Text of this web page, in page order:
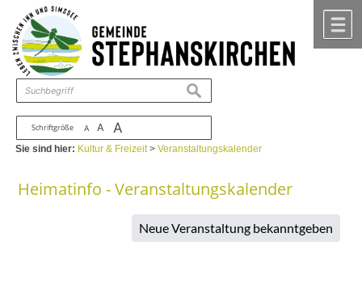
Zum Inhalt ,zur Navigation
Schriftgröße A A A
suchen
Sie sind hier: Kultur & Freizeit>Veranstaltungskalender
Heimatinfo - Veranstaltungskalender